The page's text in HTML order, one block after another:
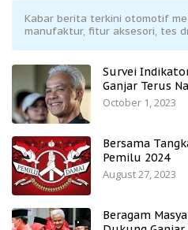
Kabar berita terkini otomotif
manufaktur, fitur aksesori, tes
Survei
Ganjar Terus
October 1, 2023
Bersama
Pemilu 2024
August 27, 2023
Beragam